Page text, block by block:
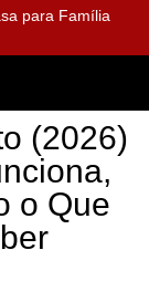
para Família
(2026)
o Que